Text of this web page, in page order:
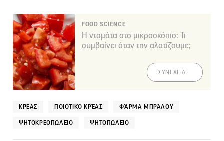
FOOD SCIENCE
Η ντομάτα στο μικροσκόπιο: Τι
συμβαίνει όταν την αλατίζουμε;
ΣΥΝΕΧΕΙΑ
ΚΡΈΑΣ ΠΟΙΟΤΙΚΌ ΚΡΈΑΣ ΦΆΡΜΑ ΜΠΡΆΛΟΥ
ΨΗΤΟΚΡΕΟΠΩΛΕΊΟ ΨΗΤΟΠΩΛΕΊΟ